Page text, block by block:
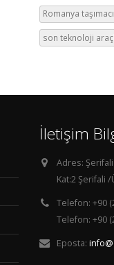
Romanya
son teknoloji
İletişim
Adres:
Kat:2 Şerifali
Telefon: +90
Telefon: +90
Eposta: